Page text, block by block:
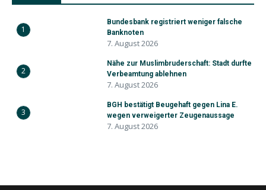
1
Bundesbank registriert weniger falsche
Banknoten
7. August 2026
2
Nähe zur Muslimbruderschaft: Stadt durfte
Verbeamtung ablehnen
7. August 2026
3
BGH bestätigt Beugehaft gegen Lina E.
wegen verweigerter Zeugenaussage
7. August 2026